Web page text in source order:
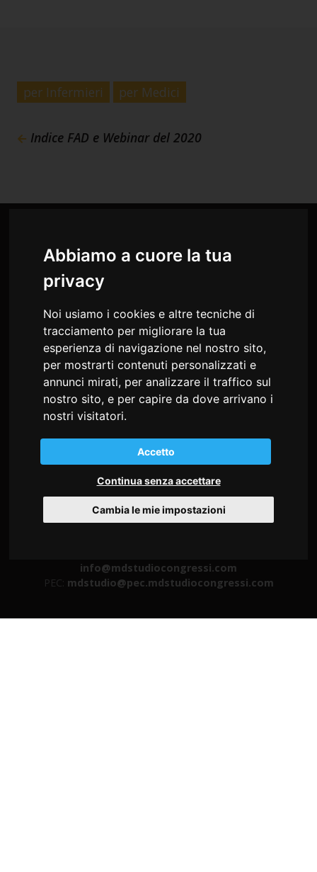
Abbiamo a cuore la tua
privacy
Noi usiamo i cookies e altre tecniche di
tracciamento per migliorare la tua
esperienza di navigazione nel nostro sito,
per mostrarti contenuti personalizzati e
annunci mirati, per analizzare il traffico sul
nostro sito, e per capire da dove arrivano i
nostri visitatori.
Accetto
Continua senza accettare
Cambia le mie impostazioni
per Infermieri per Medici
Indice FAD e Webinar del 2020
md studio congressi Snc
di Sonia Alessio e Cristiana Busatto
34125 Trieste - Italia
C.F. e P.I. 02197530302
Tel+39 040 9712360
info@mdstudiocongressi.com
PEC: mdstudio@pec.mdstudiocongressi.com